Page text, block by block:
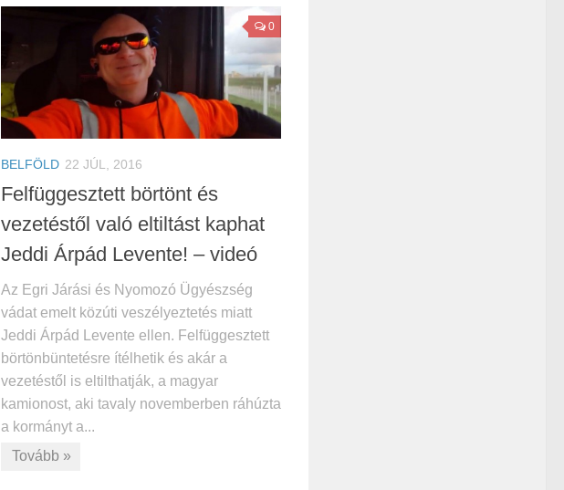
0
BELFÖLD 22 JÚL, 2016
Felfüggesztett börtönt és
vezetéstől való eltiltást kaphat
Jeddi Árpád Levente! – videó
Az Egri Járási és Nyomozó Ügyészség
vádat emelt közúti veszélyeztetés miatt
Jeddi Árpád Levente ellen. Felfüggesztett
börtönbüntetésre ítélhetik és akár a
vezetéstől is eltilthatják, a magyar
kamionost, aki tavaly novemberben ráhúzta
a kormányt a...
Tovább »